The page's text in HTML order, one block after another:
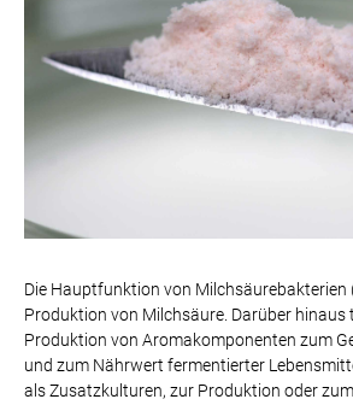
Die Hauptfunktion von Milchsäurebakterien
Produktion von Milchsäure. Darüber hinaus
Produktion von Aromakomponenten zum
und zum Nährwert fermentierter
als Zusatzkulturen, zur Produktion oder